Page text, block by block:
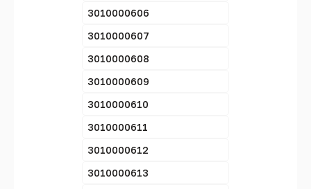
3010000606
3010000607
3010000608
3010000609
3010000610
3010000611
3010000612
3010000613